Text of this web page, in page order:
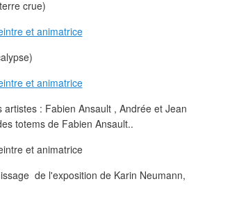
crue)
: Fabien Ansault , Andrée et Jean
totems de Fabien Ansault..
de l'exposition de Karin Neumann,